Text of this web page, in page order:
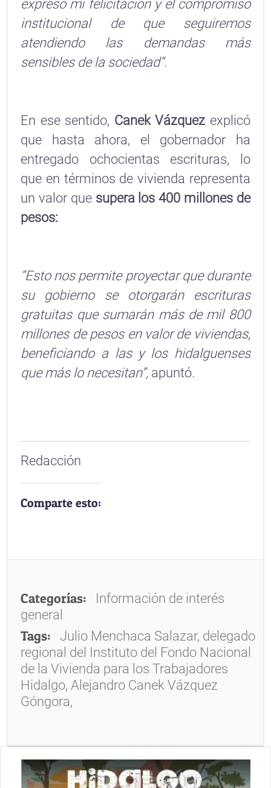
expreso mi felicitación y el compromiso
institucional de que seguiremos
atendiendo las demandas más
sensibles de la sociedad”.
En ese sentido, Canek Vázquez explicó
que hasta ahora, el gobernador ha
entregado ochocientas escrituras, lo
que en términos de vivienda representa
un valor que supera los 400 millones de
pesos:
“Esto nos permite proyectar que durante
su gobierno se otorgarán escrituras
gratuitas que sumarán más de mil 800
millones de pesos en valor de viviendas,
beneficiando a las y los hidalguenses
que más lo necesitan”, apuntó.
Redacción
Comparte esto:
Categorías:
Información de interés
general
Tags:
Julio Menchaca Salazar, delegado
regional del Instituto del Fondo Nacional
de la Vivienda para los Trabajadores
Hidalgo, Alejandro Canek Vázquez
Góngora,